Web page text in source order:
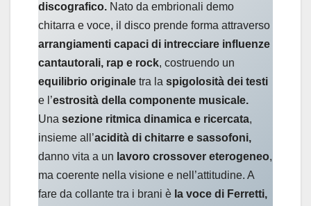
discografico. Nato da embrionali demo
chitarra e voce, il disco prende forma attraverso
arrangiamenti capaci di intrecciare influenze
cantautorali, rap e rock, costruendo un
equilibrio originale tra la spigolosità dei testi
e l’estrosità della componente musicale.
Una sezione ritmica dinamica e ricercata,
insieme all’acidità di chitarre e sassofoni,
danno vita a un lavoro crossover eterogeneo,
ma coerente nella visione e nell’attitudine. A
fare da collante tra i brani è la voce di Ferretti,